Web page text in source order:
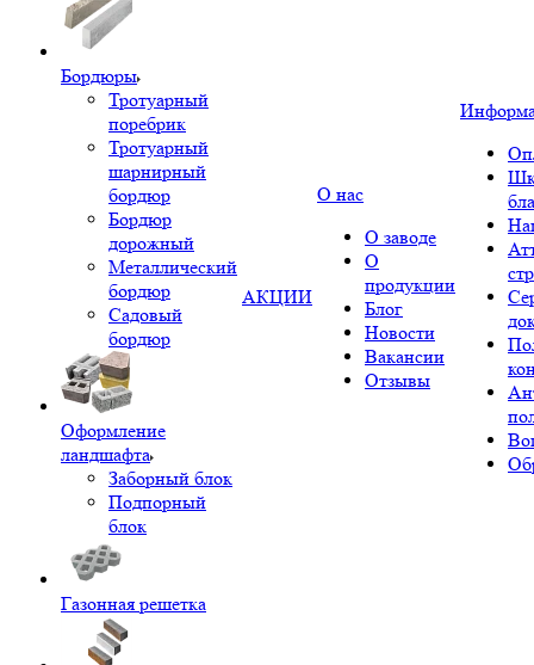
Бордюры
Тротуарный
поребрик
Тротуарный
шарнирный
бордюр
Бордюр
дорожный
Металлический
бордюр
Садовый
бордюр
Оформление
ландшафта
Заборный блок
Подпорный
блок
Газонная решетка
АКЦИИ
О нас
О заводе
О
продукции
Блог
Новости
Вакансии
Отзывы